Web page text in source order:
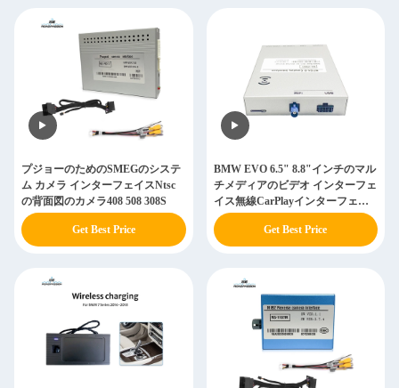
プジョーのためのSMEGのシステ
ム カメラ インターフェイスNtsc
の背面図のカメラ408 508 308S
Get Best Price
BMW EVO 6.5" 8.8"インチのマル
チメディアのビデオ インターフェ
イス無線CarPlayインターフェイ
ス
Get Best Price